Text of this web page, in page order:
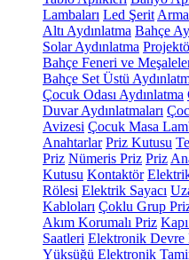
Lambaları Led Şerit
Altı Aydınlatma Bahçe
Solar Aydınlatma
Bahçe Feneri ve
Bahçe Set Üstü
Çocuk Odası Aydınlatma
Duvar Aydınlatmaları
Avizesi Çocuk Masa
Anahtarlar Priz Kutusu
Priz Nümeris Priz Priz
Kutusu Kontaktör
Rölesi Elektrik Sayacı
Kabloları Çoklu Grup
Akım Korumalı Priz
Saatleri Elektronik Devre
Yüksüğü Elektronik